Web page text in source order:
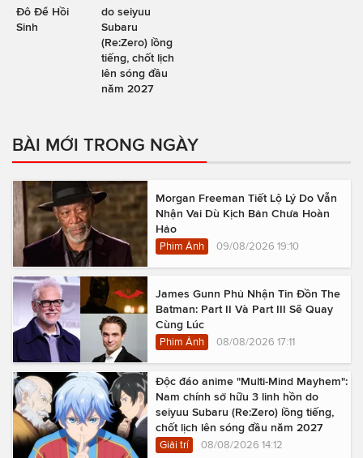
Đô Để Hồi
Sinh
do seiyuu
Subaru
(Re:Zero) lồng
tiếng, chốt lịch
lên sóng đầu
năm 2027
BÀI MỚI TRONG NGÀY
Morgan Freeman Tiết Lộ Lý Do Vẫn
Nhận Vai Dù Kịch Bản Chưa Hoàn
Hảo
Phim Ảnh 09/08/2026 19:10
James Gunn Phủ Nhận Tin Đồn The
Batman: Part II Và Part III Sẽ Quay
Cùng Lúc
Phim Ảnh 08/08/2026 17:11
Độc đáo anime "Multi-Mind Mayhem":
Nam chính sở hữu 3 linh hồn do
seiyuu Subaru (Re:Zero) lồng tiếng,
chốt lịch lên sóng đầu năm 2027
Giải trí 08/08/2026 14:12